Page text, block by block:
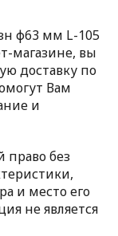
ф63 мм L-105
магазине, вы
доставку по
Вам
и
право без
и место его
не является